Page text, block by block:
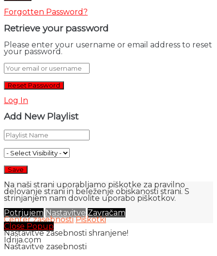
Forgotten Password?
Retrieve your password
Please enter your username or email address to reset
your password.
Log In
Add New Playlist
Na naši strani uporabljamo piškotke za pravilno
delovanje strani in beleženje obiskanosti strani. S
strinjanjem nam dovolite uporabo piškotkov.
Potrjujem Nastavitve Zavračam
Center zasebnosti Piškotki
Close Popup
Nastavitve zasebnosti shranjene!
Idrija.com
Nastavitve zasebnosti